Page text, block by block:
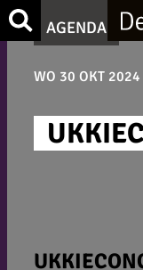
Ga
naar
Zoek
AGENDA
WO 30 OKT 2024